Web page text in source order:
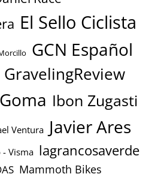
El Sello Ciclista
GCN Español
GravelingReview
Ibon Zugasti
Ventura Javier Ares
- Visma lagrancosaverde
Mammoth Bikes